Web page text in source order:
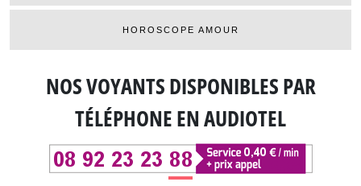
HOROSCOPE AMOUR
NOS VOYANTS DISPONIBLESPAR
TÉLÉPHONE EN AUDIOTEL